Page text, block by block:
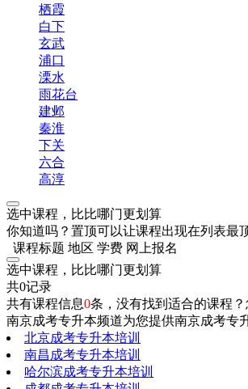
栖霞
白下
玄武
浦口
溧水
雨花台
建邺
秦淮
下关
六合
高淳
选中课程，比比哪门更划算
你知道吗？置顶可以让课程出现在列表最
课程标题 地区 学费 网上报名
选中课程，比比哪门更划算
共0记录
共有课程信息0条，没有找到适合的课程
南京成考专升本频道为您提供南京成考专
北京成考专升本培训
南昌成考专升本培训
哈尔滨成考专升本培训